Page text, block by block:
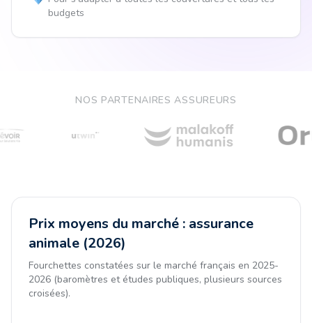
budgets
NOS PARTENAIRES ASSUREURS
Prix moyens du marché : assurance
animale (2026)
Fourchettes constatées sur le marché français en 2025-
2026 (baromètres et études publiques, plusieurs sources
croisées).